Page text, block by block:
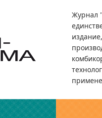
Журнал